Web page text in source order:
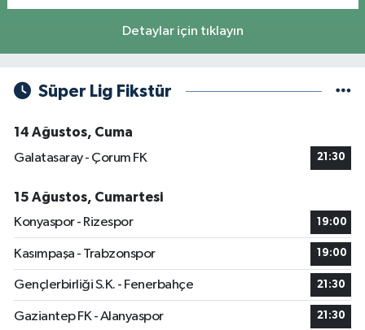
Detaylar için tıklayın
Süper Lig Fikstür
14 Ağustos, Cuma
Galatasaray - Çorum FK
21:30
15 Ağustos, Cumartesi
Konyaspor - Rizespor
19:00
Kasımpaşa - Trabzonspor 19:00
Gençlerbirliği S.K. - Fenerbahçe 21:30
Gaziantep FK - Alanyaspor 21:30